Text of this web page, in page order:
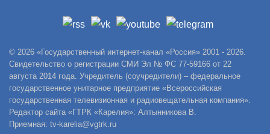
© 2026 «Государственный интернет-канал «Россия» 2001 - 2026.
Свидетельство о регистрации СМИ Эл № ФС 77-59166 от 22
августа 2014 года. Учредитель (соучредители) – федеральное
государственное унитарное предприятие «Всероссийская
государственная телевизионная и радиовещательная компания».
Редактор сайта «ГТРК «Карелия»: Алтынникова В.
Приемная: tv-karelia@vgtrk.ru